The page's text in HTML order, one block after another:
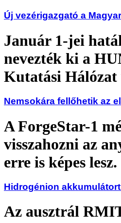
Új vezérigazgató a
Január 1-jei
nevezték ki a
Kutatási Hálózat
Nemsokára fellőhetik az
A ForgeStar-1
visszahozni az
erre is képes lesz.
Hidrogénion
Az ausztrál